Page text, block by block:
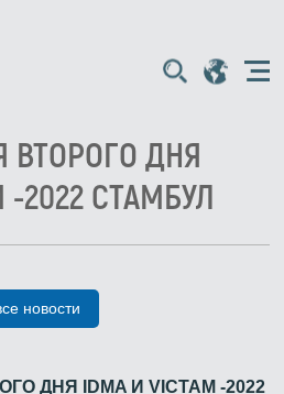
ВТОРОГО ДНЯ
-2022 СТАМБУЛ
новости
ДНЯ IDMA И VICTAM -2022